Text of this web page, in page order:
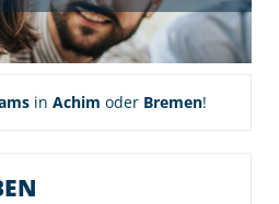
in Achim oder Bremen!